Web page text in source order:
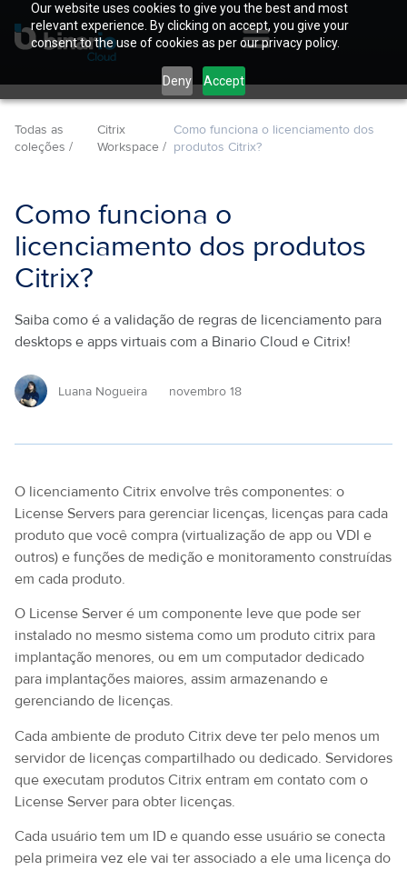
Our website uses cookies to give you the best and most
relevant experience. By clicking on accept, you give your
consent to the use of cookies as per our privacy policy.
Deny Accept
Todas as
coleções /
Citrix
Workspace /
Como funciona o licenciamento dos
produtos Citrix?
Como funciona o
licenciamento dos produtos
Citrix?
Saiba como é a validação de regras de licenciamento para
desktops e apps virtuais com a Binario Cloud e Citrix!
Luana Nogueira novembro 18
O licenciamento Citrix envolve três componentes: o
License Servers para gerenciar licenças, licenças para cada
produto que você compra (virtualização de app ou VDI e
outros) e funções de medição e monitoramento construídas
em cada produto.
O License Server é um componente leve que pode ser
instalado no mesmo sistema como um produto citrix para
implantação menores, ou em um computador dedicado
para implantações maiores, assim armazenando e
gerenciando de licenças.
Cada ambiente de produto Citrix deve ter pelo menos um
servidor de licenças compartilhado ou dedicado. Servidores
que executam produtos Citrix entram em contato com o
License Server para obter licenças.
Cada usuário tem um ID e quando esse usuário se conecta
pela primeira vez ele vai ter associado a ele uma licença do